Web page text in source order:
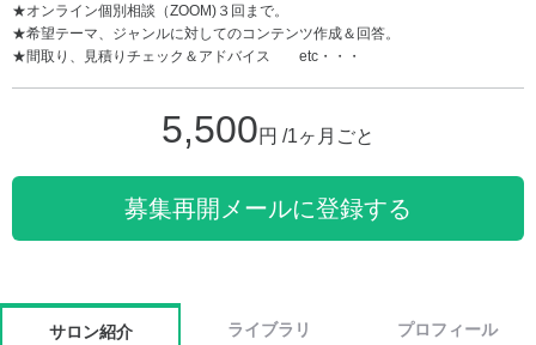
★オンライン個別相談（ZOOM)３回まで。
★希望テーマ、ジャンルに対してのコンテンツ作成＆回答。
★間取り、見積りチェック＆アドバイス etc・・・
5,500円 /1ヶ月ごと
募集再開メールに登録する
サロン紹介 ライブラリ プロフィール